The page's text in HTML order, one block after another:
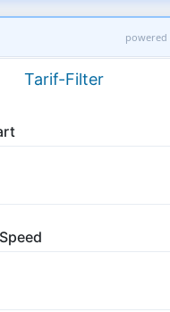
powered